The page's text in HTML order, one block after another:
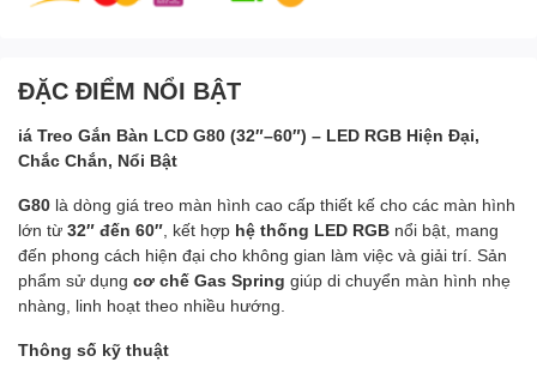
ĐẶC ĐIỂM NỔI BẬT
iá Treo Gắn Bàn LCD G80 (32″–60″) – LED RGB Hiện Đại,
Chắc Chắn, Nổi Bật
G80 là dòng giá treo màn hình cao cấp thiết kế cho các màn hình
lớn từ 32″ đến 60″ , kết hợp hệ thống LED RGB nổi bật, mang
đến phong cách hiện đại cho không gian làm việc và giải trí. Sản
phẩm sử dụng cơ chế Gas Spring giúp di chuyển màn hình nhẹ
nhàng, linh hoạt theo nhiều hướng.
Thông số kỹ thuật